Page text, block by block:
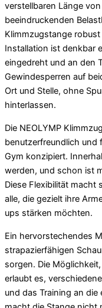
verstellbaren Länge
beeindruckenden
Klimmzugstange
Installation ist denkbar
eingedreht und an den
Gewindesperren auf
Ort und Stelle, ohne
hinterlassen.
Die NEOLYMP
benutzerfreundlich und
Gym konzipiert.
werden, und schon ist
Diese Flexibilität macht
alle, die gezielt ihre
ups stärken möchten.
Ein hervorstechendes
strapazierfähigen
sorgen. Die
erlaubt es,
und das Training an die